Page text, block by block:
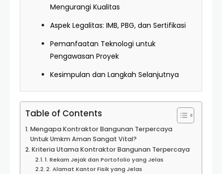
Mengurangi Kualitas
Aspek Legalitas: IMB, PBG, dan Sertifikasi
Pemanfaatan Teknologi untuk
Pengawasan Proyek
Kesimpulan dan Langkah Selanjutnya
Table of Contents
Mengapa Kontraktor Bangunan Terpercaya
Untuk Umkm Aman Sangat Vital?
Kriteria Utama Kontraktor Bangunan Terpercaya
1. Rekam Jejak dan Portofolio yang Jelas
2. Alamat Kantor Fisik yang Jelas